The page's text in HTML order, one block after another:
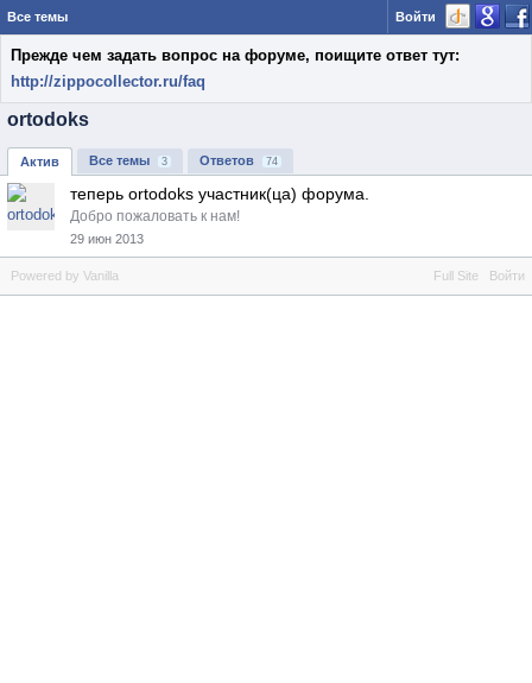
Все темы Войти
Прежде чем задать вопрос на форуме, поищите ответ тут:
http://zippocollector.ru/faq
ortodoks
Актив Все темы 3 Ответов 74
теперь ortodoks участник(ца) форума.
Добро пожаловать к нам!
29 июн 2013
Full Site Войти
Powered by Vanilla